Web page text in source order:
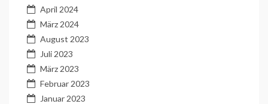
April 2024
März 2024
August 2023
Juli 2023
März 2023
Februar 2023
Januar 2023